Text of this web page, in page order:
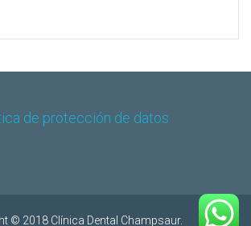
de protección de datos
© 2018 Clínica Dental Champsaur.